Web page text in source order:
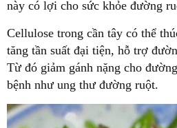
này có lợi cho sức khỏe đường
Cellulose trong cần tây có thể
tăng tần suất đại tiện, hỗ trợ
Từ đó giảm gánh nặng cho
bệnh như ung thư đường ruột.